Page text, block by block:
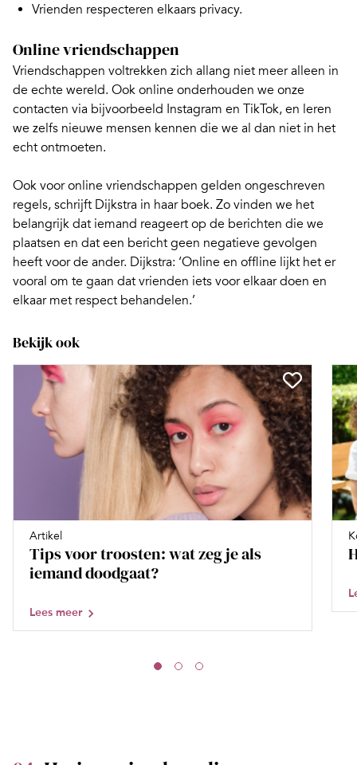
Vrienden respecteren elkaars privacy.
Online vriendschappen
Vriendschappen voltrekken zich allang niet meer alleen in
de echte wereld. Ook online onderhouden we onze
contacten via bijvoorbeeld Instagram en TikTok, en leren
we zelfs nieuwe mensen kennen die we al dan niet in het
echt ontmoeten.
Ook voor online vriendschappen gelden ongeschreven
regels, schrijft Dijkstra in haar boek. Zo vinden we het
belangrijk dat iemand reageert op de berichten die we
plaatsen en dat een bericht geen negatieve gevolgen
heeft voor de ander. Dijkstra: ‘Online en offline lijkt het er
vooral om te gaan dat vrienden iets voor elkaar doen en
elkaar met respect behandelen.’
Bekijk ook
Artikel
Tips voor troosten: wat zeg je als
iemand doodgaat?
Lees meer